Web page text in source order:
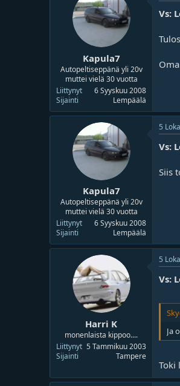
Kapula7
Autopeltiseppänä yli 20v
muttei vielä 30 vuotta
Liittynyt
6 Syyskuu 2008
Sijainti
Lempäälä
Vs:
Kapula7
Autopeltiseppänä yli 20v
muttei vielä 30 vuotta
Liittynyt
6 Syyskuu 2008
Sijainti
Lempäälä
5
Vs:
Siis
Harri K
monenlaista kippoo....
Liittynyt 5 Tammikuu 2003
Sijainti
Tampere
5
Vs:
Ja
Toki